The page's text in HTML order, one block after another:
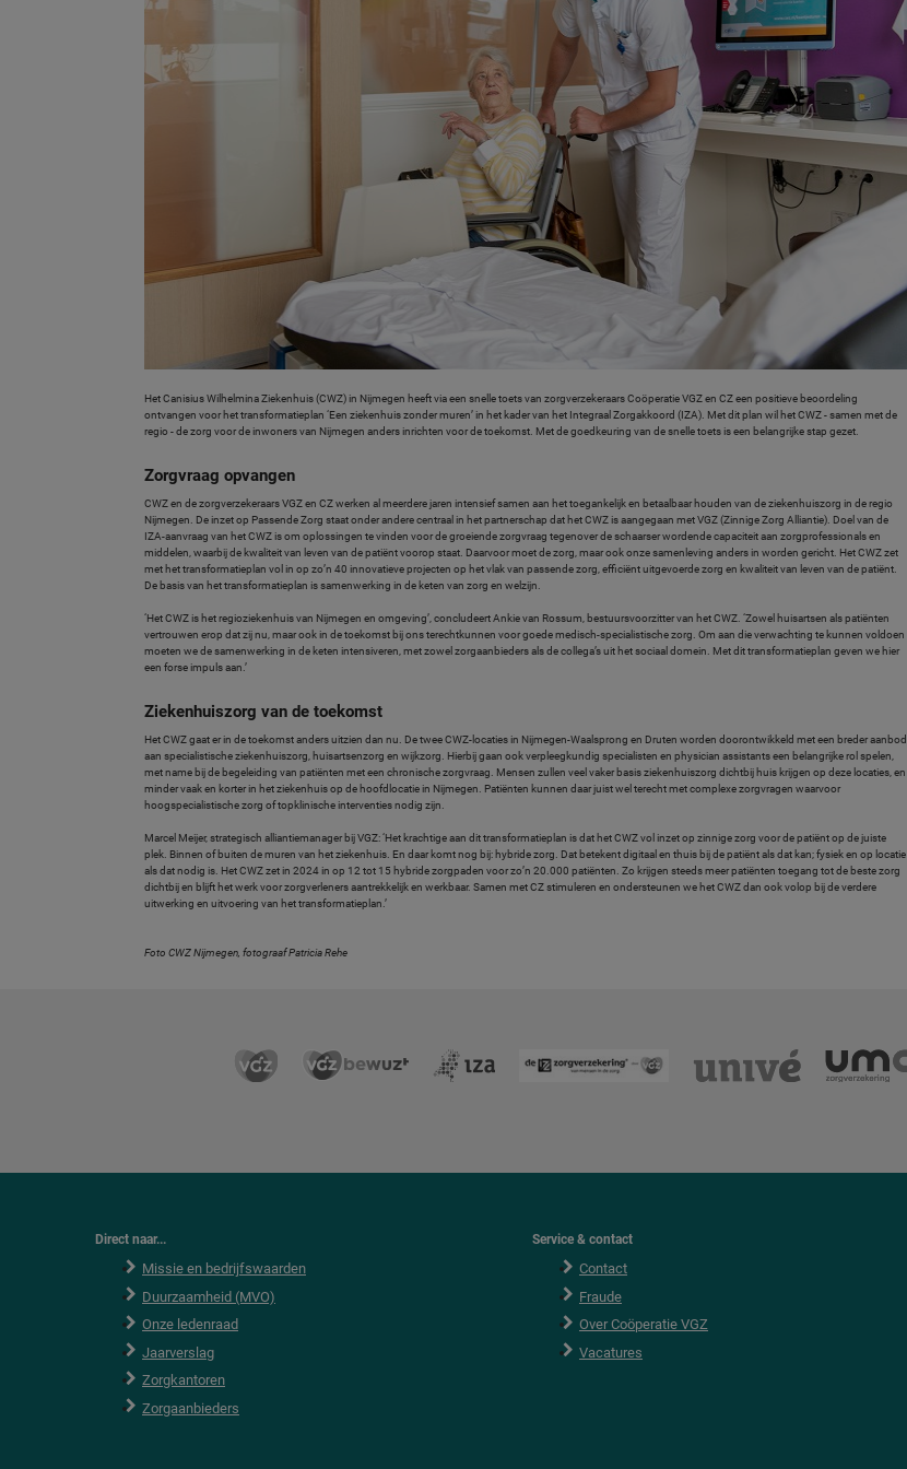
Het Canisius Wilhelmina Ziekenhuis (CWZ) in Nijmegen heeft via een snelle toets van zorgverzekeraars Coöperatie VGZ en CZ een positieve beoordeling
ontvangen voor het transformatieplan ‘Een ziekenhuis zonder muren’ in het kader van het Integraal Zorgakkoord (IZA). Met dit plan wil het CWZ - samen met de
regio - de zorg voor de inwoners van Nijmegen anders inrichten voor de toekomst. Met de goedkeuring van de snelle toets is een belangrijke stap gezet.
Zorgvraag opvangen
CWZ en de zorgverzekeraars VGZ en CZ werken al meerdere jaren intensief samen aan het toegankelijk en betaalbaar houden van de ziekenhuiszorg in de regio
Nijmegen. De inzet op Passende Zorg staat onder andere centraal in het partnerschap dat het CWZ is aangegaan met VGZ (Zinnige Zorg Alliantie). Doel van de
IZA-aanvraag van het CWZ is om oplossingen te vinden voor de groeiende zorgvraag tegenover de schaarser wordende capaciteit aan zorgprofessionals en
middelen, waarbij de kwaliteit van leven van de patiënt voorop staat. Daarvoor moet de zorg, maar ook onze samenleving anders in worden gericht. Het CWZ zet
met het transformatieplan vol in op zo’n 40 innovatieve projecten op het vlak van passende zorg, efficiënt uitgevoerde zorg en kwaliteit van leven van de patiënt.
De basis van het transformatieplan is samenwerking in de keten van zorg en welzijn.
‘Het CWZ is het regioziekenhuis van Nijmegen en omgeving’, concludeert Ankie van Rossum, bestuursvoorzitter van het CWZ. ‘Zowel huisartsen als patiënten
vertrouwen erop dat zij nu, maar ook in de toekomst bij ons terechtkunnen voor goede medisch-specialistische zorg. Om aan die verwachting te kunnen voldoen
moeten we de samenwerking in de keten intensiveren, met zowel zorgaanbieders als de collega’s uit het sociaal domein. Met dit transformatieplan geven we hier
een forse impuls aan.’
Ziekenhuiszorg van de toekomst
Het CWZ gaat er in de toekomst anders uitzien dan nu. De twee CWZ-locaties in Nijmegen-Waalsprong en Druten worden doorontwikkeld met een breder aanbod
aan specialistische ziekenhuiszorg, huisartsenzorg en wijkzorg. Hierbij gaan ook verpleegkundig specialisten en physician assistants een belangrijke rol spelen,
met name bij de begeleiding van patiënten met een chronische zorgvraag. Mensen zullen veel vaker basis ziekenhuiszorg dichtbij huis krijgen op deze locaties, en
minder vaak en korter in het ziekenhuis op de hoofdlocatie in Nijmegen. Patiënten kunnen daar juist wel terecht met complexe zorgvragen waarvoor
hoogspecialistische zorg of topklinische interventies nodig zijn.
Marcel Meijer, strategisch alliantiemanager bij VGZ: ‘Het krachtige aan dit transformatieplan is dat het CWZ vol inzet op zinnige zorg voor de patiënt op de juiste
plek. Binnen of buiten de muren van het ziekenhuis. En daar komt nog bij: hybride zorg. Dat betekent digitaal en thuis bij de patiënt als dat kan; fysiek en op locatie
als dat nodig is. Het CWZ zet in 2024 in op 12 tot 15 hybride zorgpaden voor zo’n 20.000 patiënten. Zo krijgen steeds meer patiënten toegang tot de beste zorg
dichtbij en blijft het werk voor zorgverleners aantrekkelijk en werkbaar. Samen met CZ stimuleren en ondersteunen we het CWZ dan ook volop bij de verdere
uitwerking en uitvoering van het transformatieplan.’
Foto CWZ Nijmegen, fotograaf Patricia Rehe
Direct naar...
Missie en bedrijfswaarden
Duurzaamheid (MVO)
Onze ledenraad
Jaarverslag
Zorgkantoren
Zorgaanbieders
Service & contact
Contact
Fraude
Over Coöperatie VGZ
Vacatures